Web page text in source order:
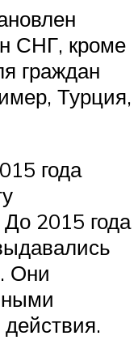
СНГ, кроме
граждан
Турция,
года
До 2015 года
Они